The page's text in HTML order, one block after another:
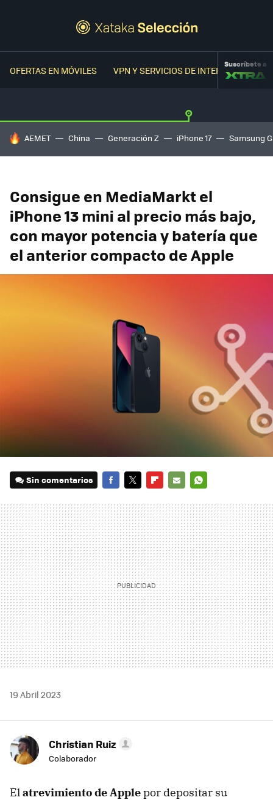
OFERTAS EN MÓVILES VPN Y SERVICIOS DE INTERNETSuscríbete a
HOY SE HABLA DE
AEMET China Generación Z iPhone 17 Samsung
Consigue en MediaMarkt el
iPhone 13 mini al precio más bajo,
con mayor potencia y batería que
el anterior compacto de Apple
Sin comentarios
MAIL
19 Abril 2023
Christian Ruiz
Colaborador
Elatrevimiento de Applepor depositar su